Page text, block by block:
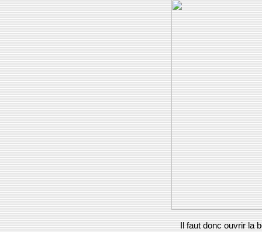
Il faut donc ouvrir la